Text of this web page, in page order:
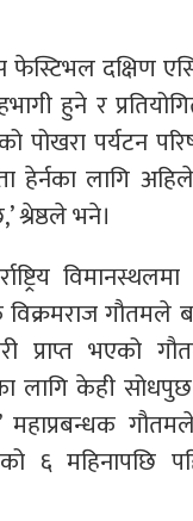
फेस्टिभल दक्षिण
हुने र
पोखरा पर्यटन
हेर्नका लागि
भने।
गौतमले
प्राप्त भएको
लागि केही
महाप्रबन्धक
६ महिनापछि